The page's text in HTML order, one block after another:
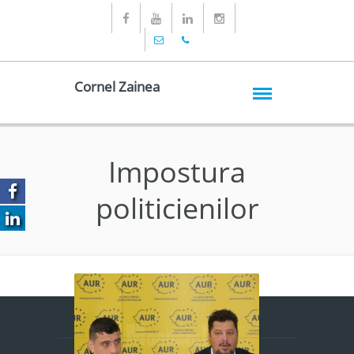
Cornel Zainea
Impostura
politicienilor